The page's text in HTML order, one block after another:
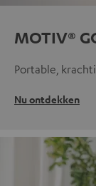
MOTIV®
Portable,
Nu ontdekken